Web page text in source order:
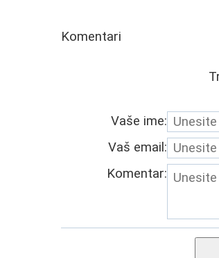
Komentari
Vaše ime:
Vaš email:
Komentar: